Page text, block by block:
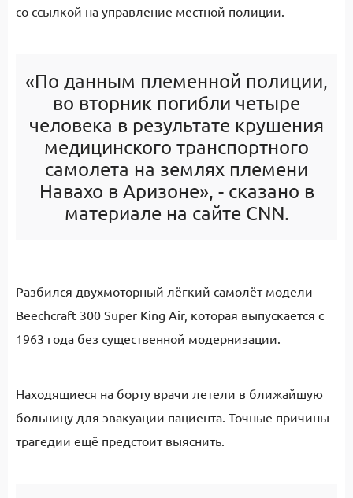
со ссылкой на управление местной полиции.
«По данным племенной полиции,
во вторник погибли четыре
человека в результате крушения
медицинского транспортного
самолета на землях племени
Навахо в Аризоне», - сказано в
материале на сайте CNN.
Разбился двухмоторный лёгкий самолёт модели
Beechcraft 300 Super King Air, которая выпускается с
1963 года без существенной модернизации.
Находящиеся на борту врачи летели в ближайшую
больницу для эвакуации пациента. Точные причины
трагедии ещё предстоит выяснить.